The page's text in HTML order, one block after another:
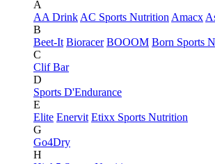
A
AA Drink AC Sports Nutrition Amacx
B
Beet-It Bioracer BOOOM Born Sports
C
Clif Bar
D
Sports D'Endurance
E
Elite Enervit Etixx Sports Nutrition
G
Go4Dry
H